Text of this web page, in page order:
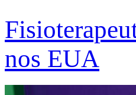
nos EUA